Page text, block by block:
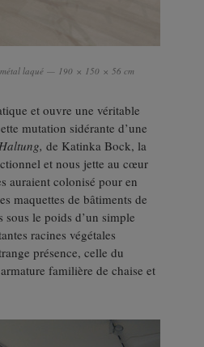
métal laqué — 190 × 150 × 56 cm
et ouvre une véritable
mutation sidérante d’une
de Katinka Bock, la
et nous jette au cœur
auraient colonisé pour en
maquettes de bâtiments de
sous le poids d’un simple
racines végétales
présence, celle du
familière de chaise et